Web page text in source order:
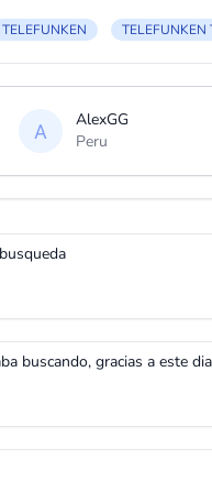
TELEFUNKEN
AlexGG
Peru